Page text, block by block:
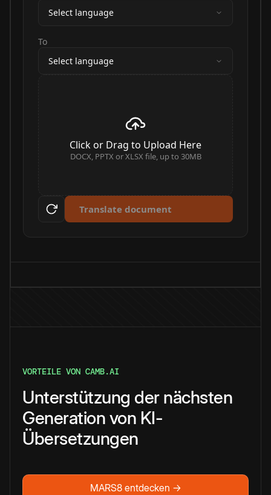
Select language
To
Select language
Click or Drag to Upload Here
DOCX, PPTX or XLSX file, up to 30MB
Translate document
VORTEILE VON CAMB.AI
Unterstützung der nächsten
Generation von KI-
Übersetzungen
MARS8 entdecken →